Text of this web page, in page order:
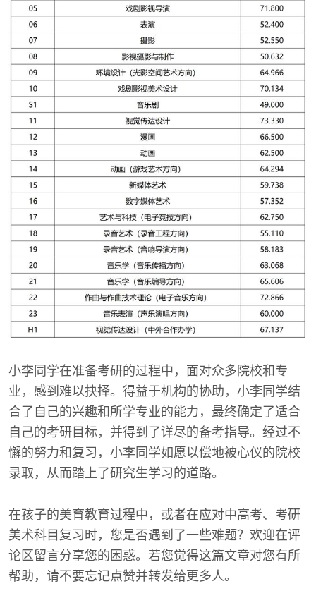
小李同学在准备考研的过程中，面对众多院校和专
业，感到难以抉择。得益于机构的协助，小李同学结
合了自己的兴趣和所学专业的能力，最终确定了适合
自己的考研目标，并得到了详尽的备考指导。经过不
懈的努力和复习，小李同学如愿以偿地被心仪的院校
录取，从而踏上了研究生学习的道路。
在孩子的美育教育过程中，或者在应对中高考、考研
美术科目复习时，您是否遇到了一些难题？欢迎在评
论区留言分享您的困惑。若您觉得这篇文章对您有所
帮助，请不要忘记点赞并转发给更多人。